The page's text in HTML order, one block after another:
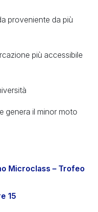
proveniente da più
più accessibile
genera il minor moto
Microclass – Trofeo
15